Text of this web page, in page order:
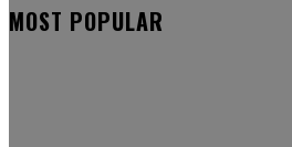
MOST POPULAR